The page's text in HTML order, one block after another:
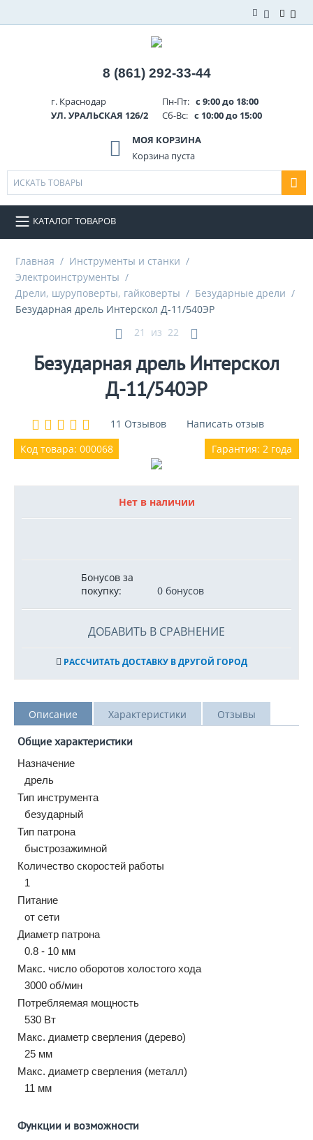
8 (861) 292-33-44
г. Краснодар
УЛ. УРАЛЬСКАЯ 126/2
Пн-Пт: с 9:00 до 18:00
Сб-Вс: с 10:00 до 15:00
МОЯ КОРЗИНА
Корзина пуста
КАТАЛОГ ТОВАРОВ
Главная / Инструменты и станки /
Электроинструменты /
Дрели, шуруповерты, гайковерты / Безударные дрели /
Безударная дрель Интерскол Д-11/540ЭР
21
из 22
Безударная дрель Интерскол
Д-11/540ЭР
11 Отзывов
Написать отзыв
Гарантия: 2 года
Код товара: 000068
Нет в наличии
Бонусов за
покупку:
0 бонусов
ДОБАВИТЬ В СРАВНЕНИЕ
РАССЧИТАТЬ ДОСТАВКУ В ДРУГОЙ ГОРОД
Описание Характеристики Отзывы
Общие характеристики
Назначение
дрель
Тип инструмента
безударный
Тип патрона
быстрозажимной
Количество скоростей работы
1
Питание
от сети
Диаметр патрона
0.8 - 10 мм
Макс. число оборотов холостого хода
3000 об/мин
Потребляемая мощность
530 Вт
Макс. диаметр сверления (дерево)
25 мм
Макс. диаметр сверления (металл)
11 мм
Функции и возможности